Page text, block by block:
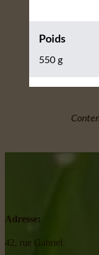
Poids
550 g
Adresse:
42, rue Gabriel